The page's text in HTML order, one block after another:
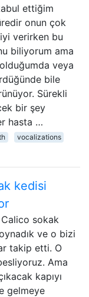
ettiğim
onun çok
verirken bu
biliyorum ama
veya
bile
Sürekli
bir şey
hasta …
vocalizations
kedisi
Calico sokak
ve o bizi
takip etti. O
Ama
kapıyı
gelmeye